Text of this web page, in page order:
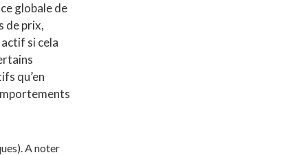
globale de
de prix,
si cela
qu’en
A noter